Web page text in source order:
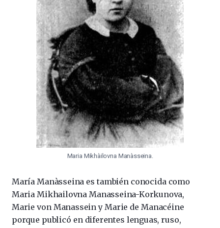
Maria Mikhàilovna Manàsseina.
María Manàsseina es también conocida como
Maria Mikhailovna Manasseina-Korkunova,
Marie von Manassein y Marie de Manacéine
porque publicó en diferentes lenguas, ruso,